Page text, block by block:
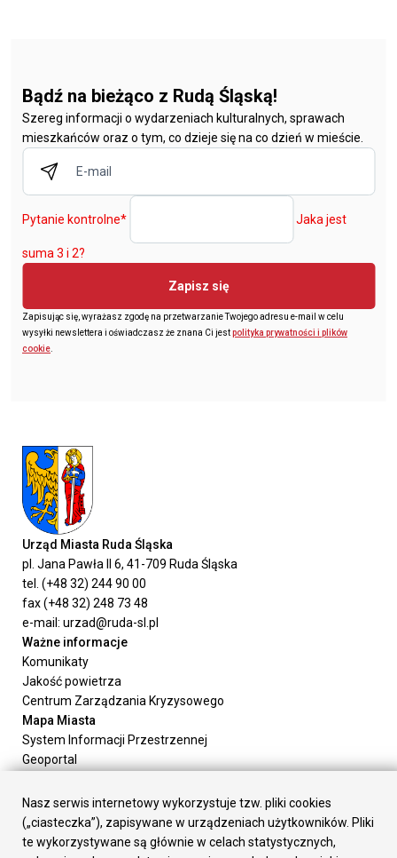
Bądź na bieżąco z Rudą Śląską!
Szereg informacji o wydarzeniach kulturalnych, sprawach
mieszkańców oraz o tym, co dzieje się na co dzień w mieście.
Pytanie kontrolne* Jaka jest
suma 3 i 2?
Zapisz się
Zapisując się, wyrażasz zgodę na przetwarzanie Twojego adresu e-mail w celu
wysyłki newslettera i oświadczasz że znana Ci jestpolityka prywatności i plików
cookie
Urząd Miasta Ruda Śląska
pl. Jana Pawła II 6, 41-709 Ruda Śląska
tel. (+48 32) 244 90 00
fax (+48 32) 248 73 48
e-mail: urzad@ruda-sl.pl
Ważne informacje
Komunikaty
Jakość powietrza
Centrum Zarządzania Kryzysowego
Mapa Miasta
System Informacji Przestrzennej
Geoportal
Załatw sprawę
Prezydent Miasta
Rada Miasta
Nasz serwis internetowy wykorzystuje tzw. pliki cookies
(„ciasteczka”), zapisywane w urządzeniach użytkowników. Pliki
te wykorzystywane są głównie w celach statystycznych,